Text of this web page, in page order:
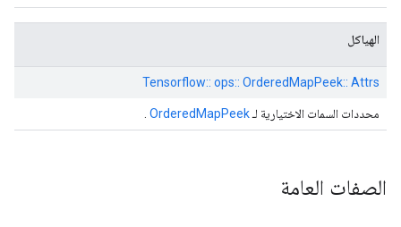
الهياكل
Tensorflow:: ops:: OrderedMapPeek:: Attrs
محددات السمات الاختيارية لـOrderedMapPeek
الصفات العامة